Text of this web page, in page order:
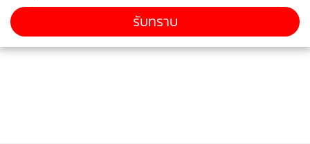
ศิริปรีดา ผบก.น.1 ได้เรียกประชุมตำรวจชุดคลี่คลายคดีผ่าน
ระบบวิดีโอคอนเฟอร์เรนท์กับเจ้าหน้าที่หลายหน่วยงาน ทั้ง
ตำรวจสืบสวนสอบสวนนครบาล ตำรวจกองบังคับการ
รับทราบ